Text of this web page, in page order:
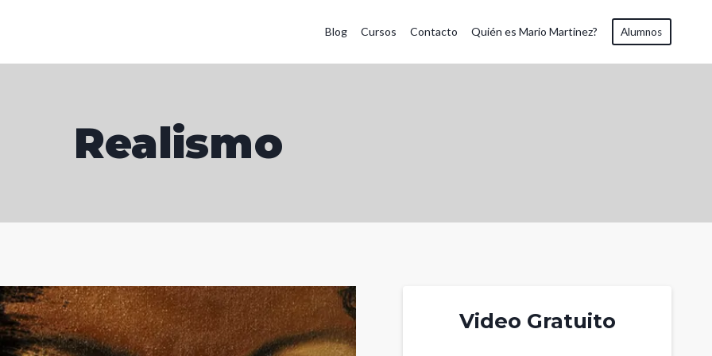
Blog Cursos Contacto Quién es Mario Martinez? Alumnos
Realismo
Video Gratuito